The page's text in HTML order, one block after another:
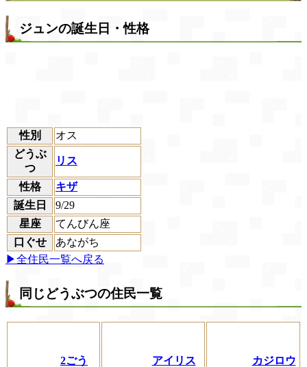
ジュンの誕生日・性格
性別
オス
どうぶ
つ
リス
性格
キザ
誕生日
9/29
星座
てんびん座
口ぐせ
あながち
▶全住民一覧へ戻る
同じどうぶつの住民一覧
2ごう アイリス カジロウ